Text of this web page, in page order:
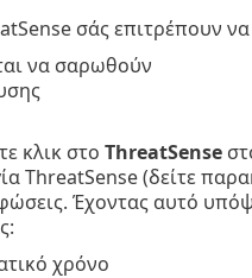
σάς επιτρέπουν
να σαρωθούν
κλικ στο ThreatSense
ThreatSense (δείτε
Έχοντας αυτό
χρόνο